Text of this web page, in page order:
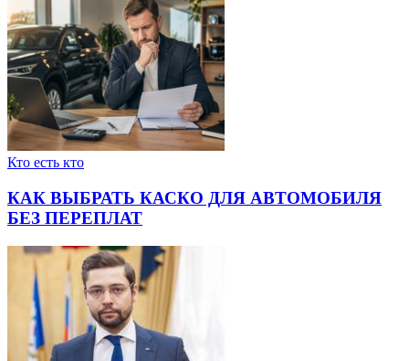
Кто есть кто
КАК ВЫБРАТЬ КАСКО ДЛЯ АВТОМОБИЛЯ
БЕЗ ПЕРЕПЛАТ